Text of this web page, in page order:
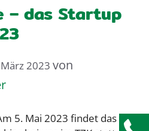
– das Startup
2023 von
5. Mai 2023 findet das